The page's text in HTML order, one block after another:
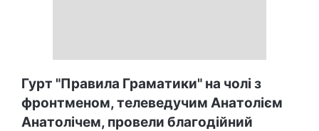
Гурт "Правила Граматики" на чолі з
фронтменом, телеведучим Анатолієм
Анатолічем, провели благодійний